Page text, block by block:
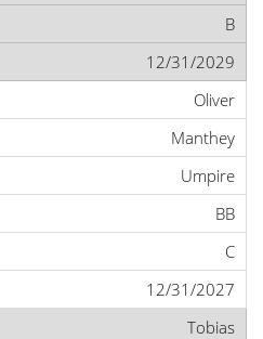
B
12/31/2029
Oliver
Manthey
Umpire
BB
C
12/31/2027
Tobias